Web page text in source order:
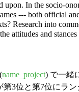
upon. In the socio-
--- both official
Research into
attitudes and stances
name_project) で一緒
3位と第7位にラ